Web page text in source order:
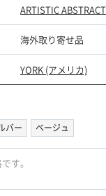
ARTISTIC
海外取り寄せ品
YORK (アメリカ)
バー ベージュ
す｡